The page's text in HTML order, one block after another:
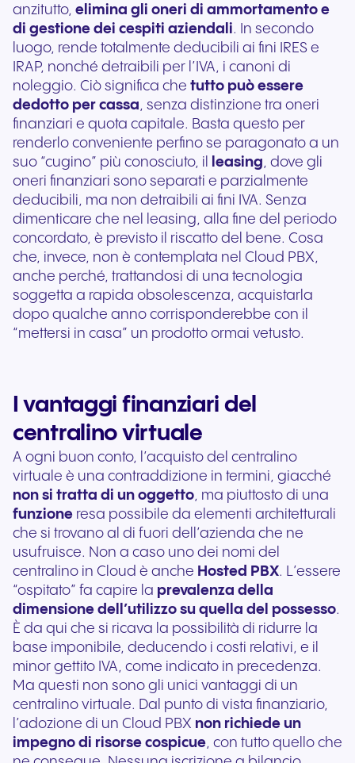
anzitutto, elimina gli oneri di ammortamento e
di gestione dei cespiti aziendali. In secondo
luogo, rende totalmente deducibili ai fini IRES e
IRAP, nonché detraibili per l’IVA, i canoni di
noleggio. Ciò significa che tutto può essere
dedotto per cassa, senza distinzione tra oneri
finanziari e quota capitale. Basta questo per
renderlo conveniente perfino se paragonato a un
suo “cugino” più conosciuto, il
leasing, dove gli
oneri finanziari sono separati e parzialmente
deducibili, ma non detraibili ai fini IVA. Senza
dimenticare che nel leasing, alla fine del periodo
concordato, è previsto il riscatto del bene. Cosa
che, invece, non è contemplata nel Cloud PBX,
anche perché, trattandosi di una tecnologia
soggetta a rapida obsolescenza, acquistarla
dopo qualche anno corrisponderebbe con il
“mettersi in casa” un prodotto ormai vetusto.
I vantaggi finanziari del
centralino virtuale
A ogni buon conto, l’acquisto del centralino
virtuale è una contraddizione in termini, giacché
non si tratta di un oggetto, ma piuttosto di una
funzione resa possibile da elementi architetturali
che si trovano al di fuori dell’azienda che ne
usufruisce. Non a caso uno dei nomi del
centralino in Cloud è anche Hosted PBX. L’essere
“ospitato” fa capire la prevalenza della
dimensione dell’utilizzo su quella del possesso.
È da qui che si ricava la possibilità di ridurre la
base imponibile, deducendo i costi relativi, e il
minor gettito IVA, come indicato in precedenza.
Ma questi non sono gli unici vantaggi di un
centralino virtuale. Dal punto di vista finanziario,
l’adozione di un Cloud PBX non richiede un
impegno di risorse cospicue, con tutto quello che